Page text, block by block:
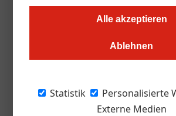
Alle akzeptieren
Ablehnen
Statistik
Personalisierte
Externe Medien
Das Projekt hat eine steile regulatorische
Das geplante Seilbahn-Projekt